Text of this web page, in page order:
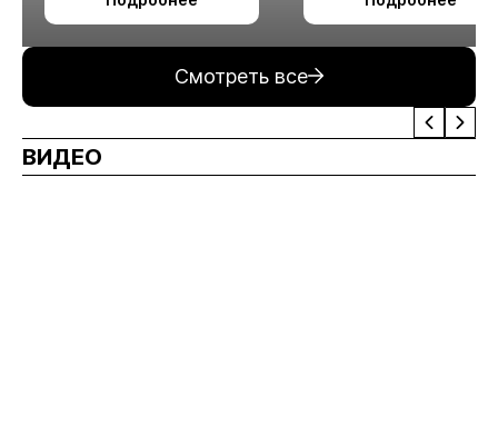
измельчения
Смотреть все
ВИДЕО